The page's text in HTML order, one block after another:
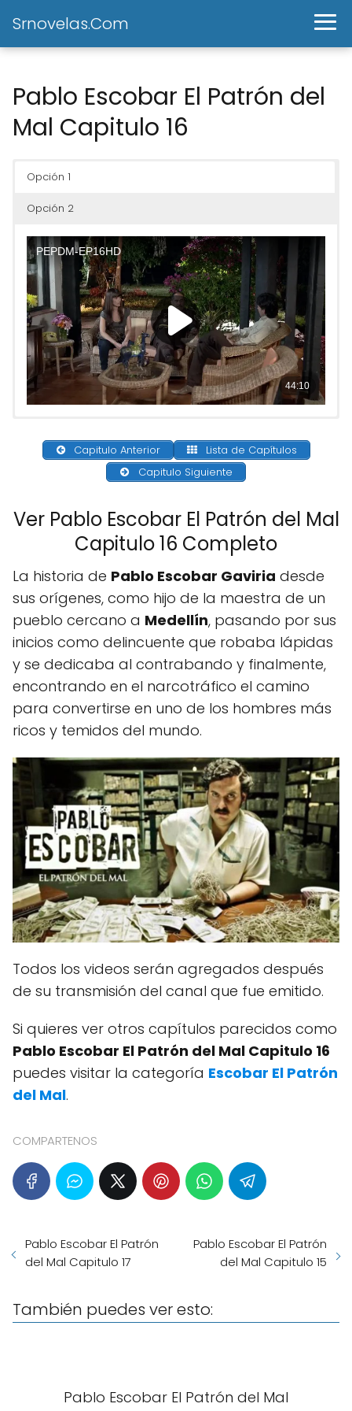
Srnovelas.Com
Pablo Escobar El Patrón del
Mal Capitulo 16
Opción 1
Opción 2
Capitulo Anterior
Lista de Capítulos
Capitulo Siguiente
Ver Pablo Escobar El Patrón del Mal
Capitulo 16 Completo
La historia de Pablo Escobar Gaviria desde
sus orígenes, como hijo de la maestra de un
pueblo cercano a Medellín, pasando por sus
inicios como delincuente que robaba lápidas
y se dedicaba al contrabando y finalmente,
encontrando en el narcotráfico el camino
para convertirse en uno de los hombres más
ricos y temidos del mundo.
Todos los videos serán agregados después
de su transmisión del canal que fue emitido.
Si quieres ver otros capítulos parecidos como
Pablo Escobar El Patrón del Mal Capitulo 16
puedes visitar la categoría Escobar El Patrón
del Mal.
COMPARTENOS
Pablo Escobar El Patrón
del Mal Capitulo 17
Pablo Escobar El Patrón
del Mal Capitulo 15
También puedes ver esto:
Pablo Escobar El Patrón del Mal